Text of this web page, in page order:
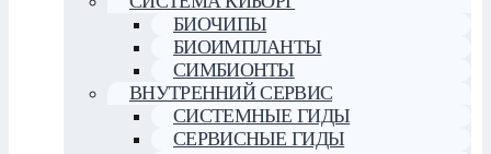
БИОЧИПЫ
БИОИМПЛАНТЫ
СИМБИОНТЫ
ВНУТРЕННИЙ СЕРВИС
СИСТЕМНЫЕ ГИДЫ
СЕРВИСНЫЕ ГИДЫ